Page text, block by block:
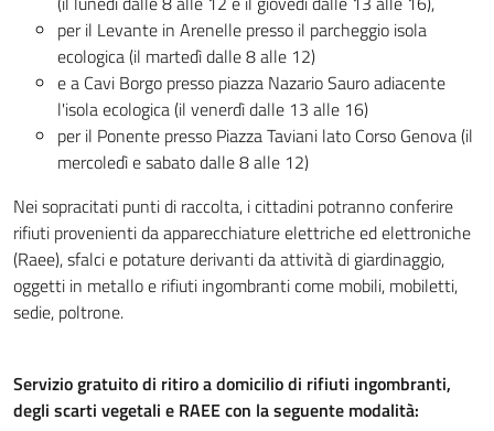
per il Levante in Arenelle presso il parcheggio isola
ecologica (il martedì dalle 8 alle 12)
e a Cavi Borgo presso piazza Nazario Sauro adiacente
l'isola ecologica (il venerdì dalle 13 alle 16)
per il Ponente presso Piazza Taviani lato Corso Genova (il
mercoledì e sabato dalle 8 alle 12)
Nei sopracitati punti di raccolta, i cittadini potranno conferire
rifiuti provenienti da apparecchiature elettriche ed elettroniche
(Raee), sfalci e potature derivanti da attività di giardinaggio,
oggetti in metallo e rifiuti ingombranti come mobili, mobiletti,
sedie, poltrone.
Servizio gratuito di ritiro a domicilio di rifiuti ingombranti,
degli scarti vegetali e RAEE con la seguente modalità: